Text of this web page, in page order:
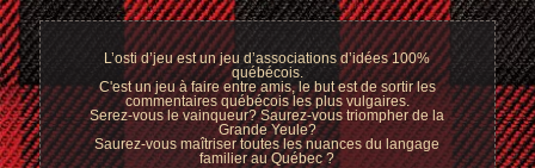
L’osti d’jeu est un jeu d’associations d’idées 100%
québécois.
C'est un jeu à faire entre amis, le but est de sortir les
commentaires québécois les plus vulgaires.
Serez-vous le vainqueur? Saurez-vous triompher de la
Grande Yeule?
Saurez-vous maîtriser toutes les nuances du langage
familier au Québec ?